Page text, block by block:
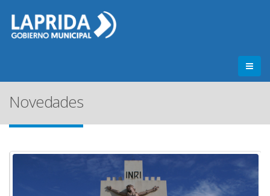
Novedades